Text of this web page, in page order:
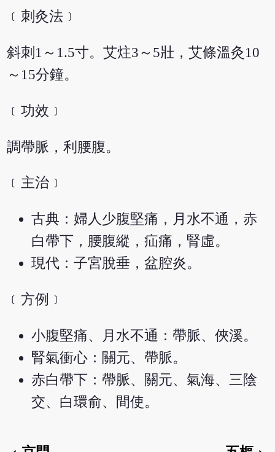
﹝刺灸法﹞
斜刺1～1.5寸。艾炷3～5壯，艾條溫灸10
～15分鐘。
﹝功效﹞
調帶脈，利腰腹。
﹝主治﹞
古典：婦人少腹堅痛，月水不通，赤
白帶下，腰腹縱，疝痛，腎虛。
現代：子宮脫垂，盆腔炎。
﹝方例﹞
小腹堅痛、月水不通：帶脈、俠溪。
腎氣衝心：關元、帶脈。
赤白帶下：帶脈、關元、氣海、三陰
交、白環俞、間使。